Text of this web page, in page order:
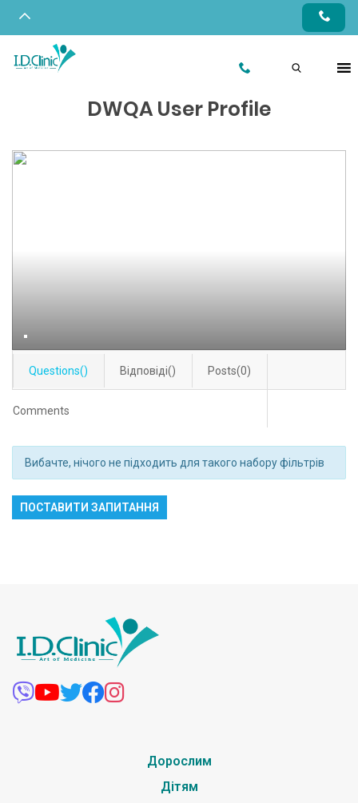
DWQA User Profile
Questions() Відповіді() Posts(0)
Comments
Вибачте, нічого не підходить для такого набору фільтрів
ПОСТАВИТИ ЗАПИТАННЯ
Дорослим
Дітям